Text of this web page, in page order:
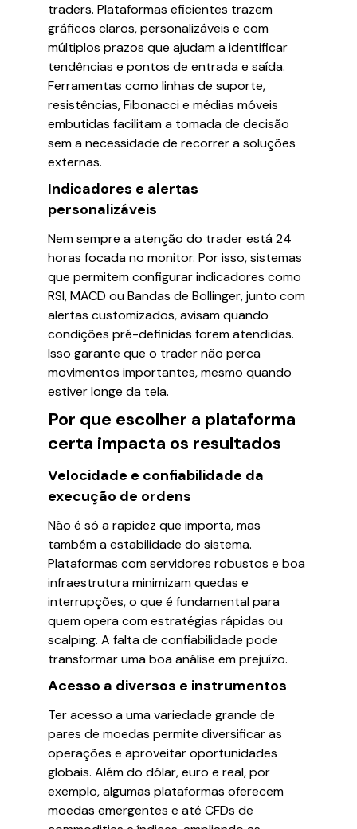
traders. Plataformas eficientes trazem
gráficos claros, personalizáveis e com
múltiplos prazos que ajudam a identificar
tendências e pontos de entrada e saída.
Ferramentas como linhas de suporte,
resistências, Fibonacci e médias móveis
embutidas facilitam a tomada de decisão
sem a necessidade de recorrer a soluções
externas.
Indicadores e alertas
personalizáveis
Nem sempre a atenção do trader está 24
horas focada no monitor. Por isso, sistemas
que permitem configurar indicadores como
RSI, MACD ou Bandas de Bollinger, junto com
alertas customizados, avisam quando
condições pré-definidas forem atendidas.
Isso garante que o trader não perca
movimentos importantes, mesmo quando
estiver longe da tela.
Por que escolher a plataforma
certa impacta os resultados
Velocidade e confiabilidade da
execução de ordens
Não é só a rapidez que importa, mas
também a estabilidade do sistema.
Plataformas com servidores robustos e boa
infraestrutura minimizam quedas e
interrupções, o que é fundamental para
quem opera com estratégias rápidas ou
scalping. A falta de confiabilidade pode
transformar uma boa análise em prejuízo.
Acesso a diversos e instrumentos
Ter acesso a uma variedade grande de
pares de moedas permite diversificar as
operações e aproveitar oportunidades
globais. Além do dólar, euro e real, por
exemplo, algumas plataformas oferecem
moedas emergentes e até CFDs de